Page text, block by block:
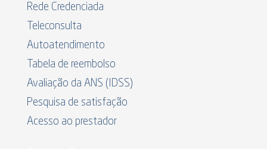
Rede Credenciada
Teleconsulta
Autoatendimento
Tabela de reembolso
Avaliação da ANS (IDSS)
Pesquisa de satisfação
Acesso ao prestador